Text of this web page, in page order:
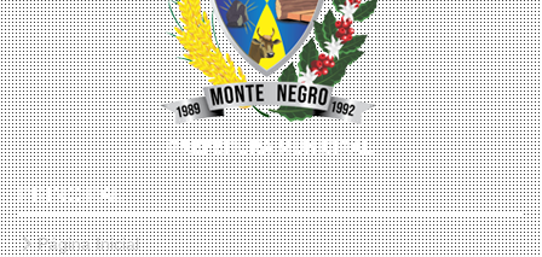
PRINCIPAL
Página Inicial